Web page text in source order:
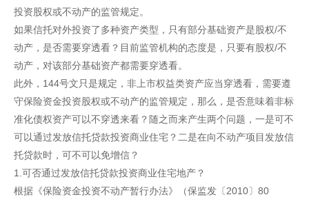
投资股权或不动产的监管规定。
如果信托对外投资了多种资产类型，只有部分基础资产是股权/不
动产，是否需要穿透看？目前监管机构的态度是，只要有股权/不
动产，对该部分基础资产都需要穿透看。
此外，144号文只是规定，非上市权益类资产应当穿透看，需要遵
守保险资金投资股权或不动产的监管规定，那么，是否意味着非标
准化债权资产可以不穿透来看？随之而来产生两个问题，一是可不
可以通过发放信托贷款投资商业住宅？二是在向不动产项目发放信
托贷款时，可不可以免增信？
1.可否通过发放信托贷款投资商业住宅地产？
根据《保险资金投资不动产暂行办法》（保监发〔2010〕80